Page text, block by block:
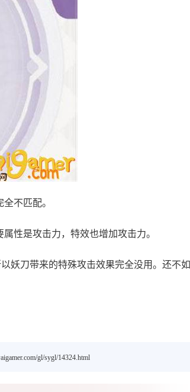
不匹配。
性是攻击力，特效也增加攻击力。
妖刀带来的特殊攻击效果完全没用。还不如
gl/sygl/14324.html